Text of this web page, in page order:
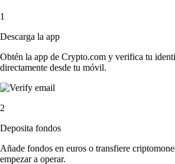
1
Descarga la app
Obtén la app de Crypto.com y verifica tu
directamente desde tu móvil.
2
Deposita fondos
Añade fondos en euros o transfiere
empezar a operar.